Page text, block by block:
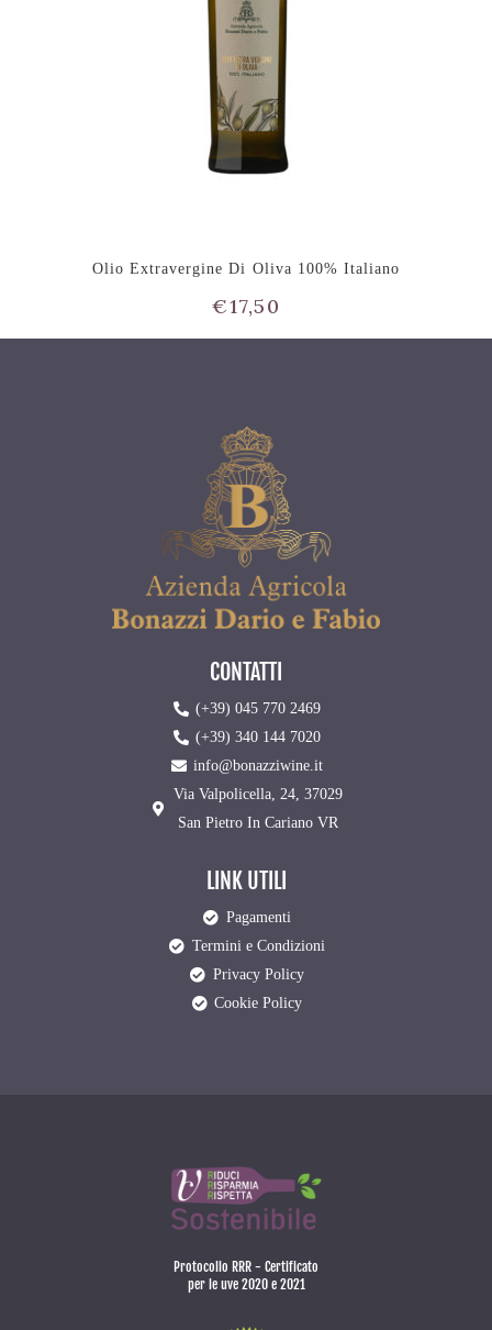
Olio Extravergine Di Oliva 100% Italiano
€17,50
CONTATTI
(+39) 045 770 2469
(+39) 340 144 7020
info@bonazziwine.it
Via Valpolicella, 24, 37029
San Pietro In Cariano VR
LINK UTILI
Pagamenti
Termini e Condizioni
Privacy Policy
Cookie Policy
Protocollo RRR - Certificato
per le uve 2020 e 2021